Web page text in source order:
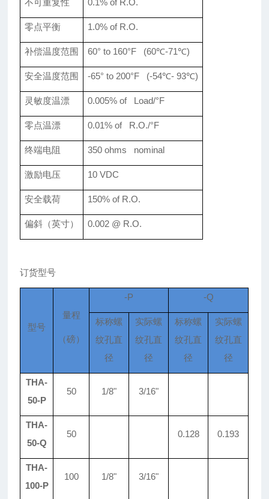
不可重复性 0.1% of R.O.
零点平衡 1.0% of R.O.
补偿温度范围 60° to 160°F (60℃-71℃)
安全温度范围 -65° to 200°F (-54℃- 93℃)
灵敏度温漂 0.005% of Load/°F
零点温漂 0.01% of R.O./°F
终端电阻 350 ohms nominal
激励电压 10 VDC
安全载荷 150% of R.O.
偏斜（英寸） 0.002 @ R.O.
订货型号
型号
量程
（磅）
-P -Q
标称螺
纹孔直
径
实际螺
纹孔直
径
标称螺
纹孔直
径
实际螺
纹孔直
径
THA-
50-P
50 1/8" 3/16"
THA-
50-Q
50 0.128 0.193
THA-
100-P
100 1/8" 3/16"